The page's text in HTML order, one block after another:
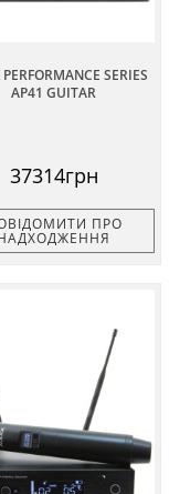
SERIES
AP41 GUITAR
37314грн
ПРО